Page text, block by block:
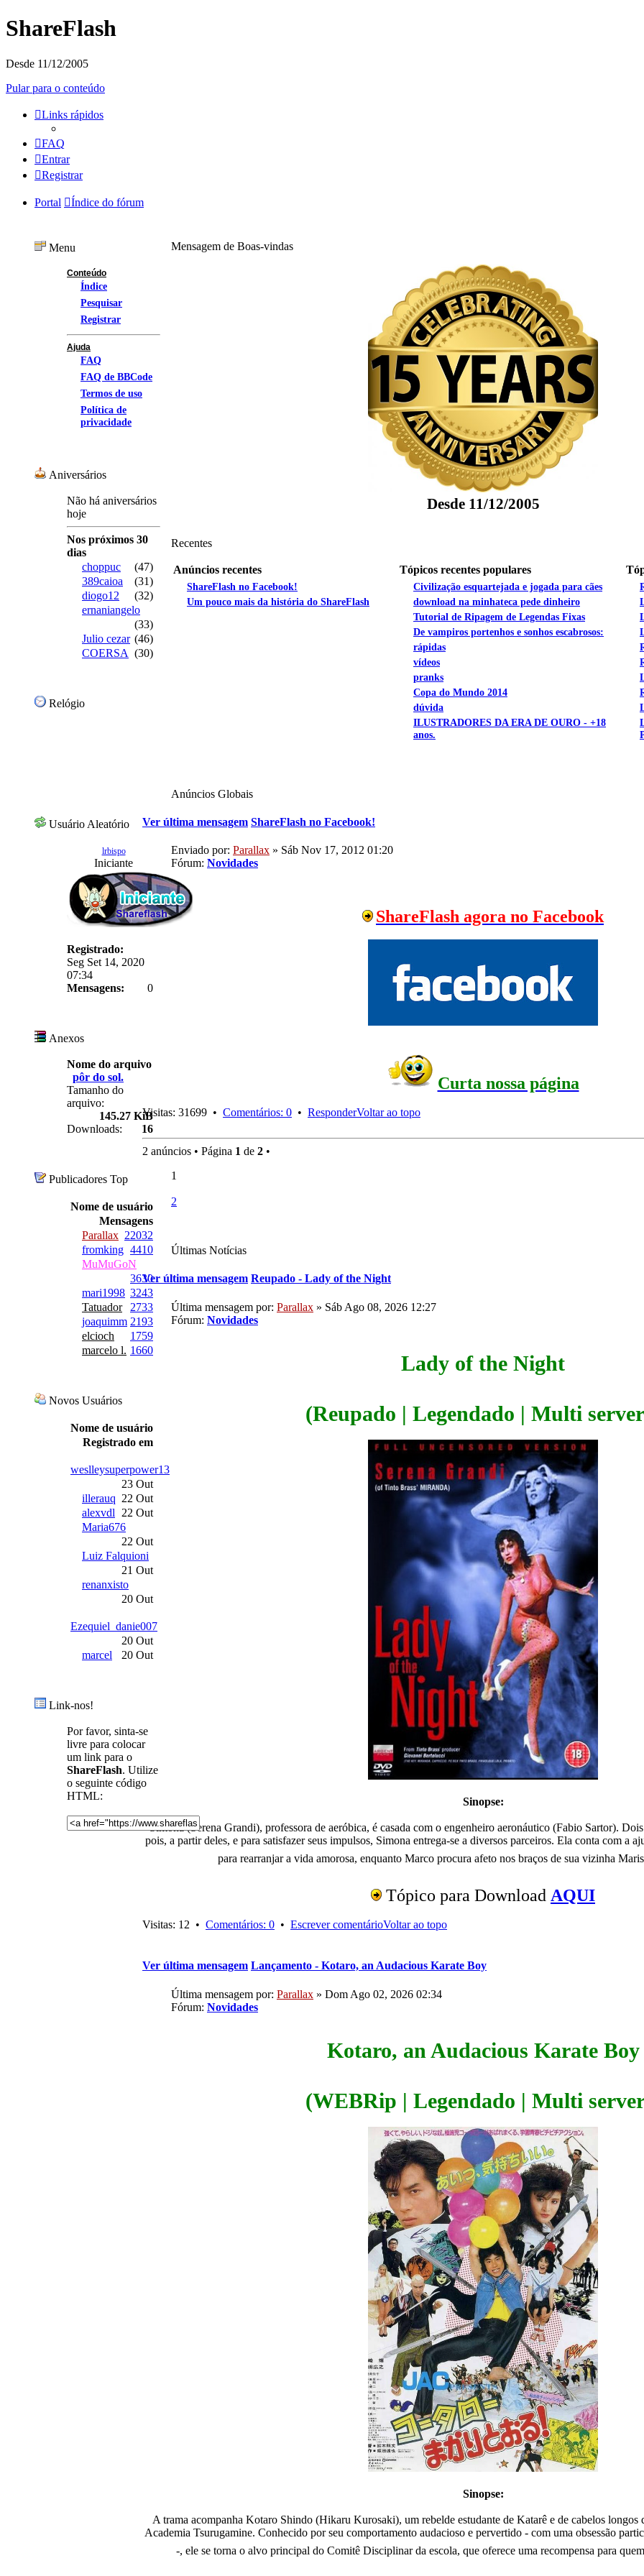
ShareFlash
Desde 11/12/2005
Pular para o conteúdo
Links rápidos
FAQ
Entrar
Registrar
Portal Índice do fórum
Mensagem de Boas-vindas
Desde 11/12/2005
Recentes
Anúncios recentes Tópicos recentes populares
ShareFlash no Facebook!
Um pouco mais da história do ShareFlash
Civilização esquartejada e jogada para cães
download na minhateca pede dinheiro
Tutorial de Ripagem de Legendas Fixas
De vampiros portenhos e sonhos escabrosos:
rápidas
vídeos
pranks
Copa do Mundo 2014
dúvida
ILUSTRADORES DA ERA DE OURO - +18
anos.
Anúncios Globais
Ver última mensagem ShareFlash no Facebook!
Enviado por: Parallax » Sáb Nov 17, 2012 01:20
Fórum: Novidades
ShareFlash agora no Facebook
Curta nossa página
Visitas: 31699 • Comentários: 0 • ResponderVoltar ao topo
2 anúncios • Página 1 de 2 •
1
2
Últimas Notícias
Ver última mensagem Reupado - Lady of the Night
Última mensagem por: Parallax » Sáb Ago 08, 2026 12:27
Fórum: Novidades
Lady of the Night
(Reupado | Legendado | Multi
Sinopse:
Simona (Serena Grandi), professora de aeróbica, é casada com o engenheiro aeronáutico (Fabio Sartor).
pois, a partir deles, e para satisfazer seus impulsos, Simona entrega-se a diversos parceiros. Ela conta com a
para rearranjar a vida amorosa, enquanto Marco procura afeto nos braços de sua vizinha
Tópico para Download AQUI
Visitas: 12 • Comentários: 0 • Escrever comentárioVoltar ao topo
Ver última mensagem Lançamento - Kotaro, an Audacious Karate Boy
Última mensagem por: Parallax » Dom Ago 02, 2026 02:34
Fórum: Novidades
Kotaro, an Audacious Karate Boy
(WEBRip | Legendado | Multi
Sinopse:
A trama acompanha Kotaro Shindo (Hikaru Kurosaki), um rebelde estudante de Katarê e de cabelos longos
Academia Tsurugamine. Conhecido por seu comportamento audacioso e pervertido - com uma obsessão
-, ele se torna o alvo principal do Comitê Disciplinar da escola, que oferece uma recompensa para
Menu
Conteúdo
Índice
Pesquisar
Registrar
Ajuda
FAQ
FAQ de BBCode
Termos de uso
Política de
privacidade
Aniversários
Não há aniversários
hoje
Nos próximos 30
dias
choppuc
(47)
389caioa
(31)
diogo12
(32)
ernaniangelo
(33)
Julio cezar (46)
COERSA (30)
Relógio
Usuário Aleatório
lrbispo
Iniciante
Registrado:
Seg Set 14, 2020
07:34
Mensagens:
0
Anexos
Nome do arquivo
pôr do sol.
Tamanho do
arquivo:
145.27 KiB
Downloads:
16
Publicadores Top
Nome de usuário
Mensagens
Parallax 22032
fromking 4410
MuMuGoN
3630
mari1998 3243
Tatuador
2733
joaquimm 2193
elcioch
1759
marcelo l. 1660
Novos Usuários
Nome de usuário
Registrado em
weslleysuperpower13
23 Out
illerauq 22 Out
alexvdl
22 Out
Maria676
22 Out
Luiz Falquioni
21 Out
renanxisto
20 Out
Ezequiel_danie007
20 Out
marcel
20 Out
Link-nos!
Por favor, sinta-se
livre para colocar
um link para o
ShareFlash. Utilize
o seguinte código
HTML: